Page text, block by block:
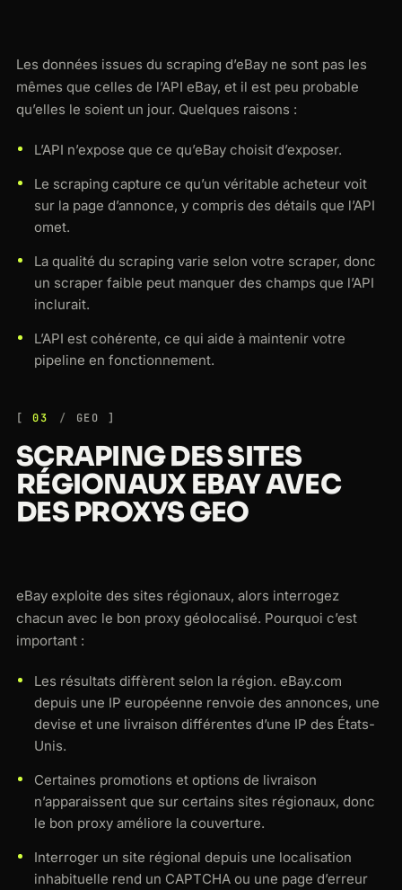
Les données issues du scraping d’eBay ne sont pas les
mêmes que celles de l’API eBay, et il est peu probable
qu’elles le soient un jour. Quelques raisons :
L’API n’expose que ce qu’eBay choisit d’exposer.
Le scraping capture ce qu’un véritable acheteur voit
sur la page d’annonce, y compris des détails que l’API
omet.
La qualité du scraping varie selon votre scraper, donc
un scraper faible peut manquer des champs que l’API
inclurait.
L’API est cohérente, ce qui aide à maintenir votre
pipeline en fonctionnement.
03 GEO
SCRAPING DES SITES
RÉGIONAUX EBAY AVEC
DES PROXYS GEO
eBay exploite des sites régionaux, alors interrogez
chacun avec le bon proxy géolocalisé. Pourquoi c’est
important :
Les résultats diffèrent selon la région. eBay.com
depuis une IP européenne renvoie des annonces, une
devise et une livraison différentes d’une IP des États-
Unis.
Certaines promotions et options de livraison
n’apparaissent que sur certains sites régionaux, donc
le bon proxy améliore la couverture.
Interroger un site régional depuis une localisation
inhabituelle rend un CAPTCHA ou une page d’erreur